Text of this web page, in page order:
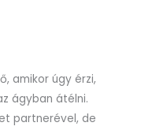
amikor úgy érzi,
ágyban átélni.
partnerével, de